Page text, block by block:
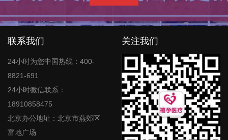
联系我们
24小时为您中国热线：400-
8821-691
24小时微信联系：
18910858475
北京办公地址：北京市燕郊区
富地广场
关注我们